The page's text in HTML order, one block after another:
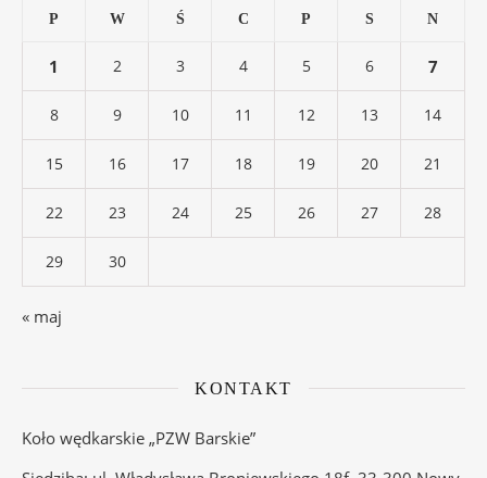
P W Ś C P S N
1 2 3 4 5 6 7
8 9 10 11 12 13 14
15 16 17 18 19 20 21
22 23 24 25 26 27 28
29 30
« maj
KONTAKT
Koło wędkarskie „PZW Barskie”